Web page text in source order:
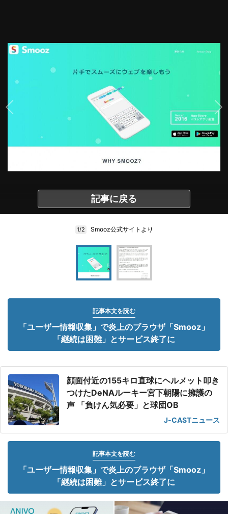
記事に戻る
1/2 Smooz公式サイトより
記事本文を読む
「ユーザー情報収集」で炎上のブラウザ「Smooz」
「継続は困難」とサービス終了に
顔面付近の155キロ直球にヘルメット叩き
つけたDeNAルーキー宮下朝陽に擁護の
声 「負けん気必要」と球団OB
J-CASTニュース
記事本文を読む
「ユーザー情報収集」で炎上のブラウザ「Smooz」
「継続は困難」とサービス終了に